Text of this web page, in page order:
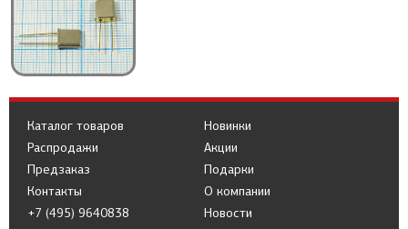
Каталог товаров
Распродажи
Предзаказ
Новинки
Акции
Подарки
Контакты
+7 (495) 9640838
О компании
Новости